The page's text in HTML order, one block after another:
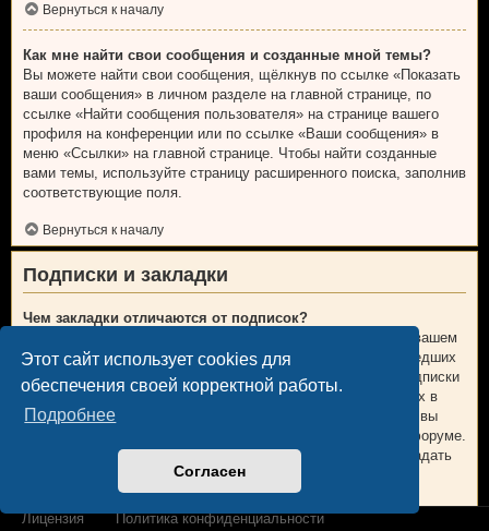
Этот сайт использует cookies для
обеспечения своей корректной работы.
Подробнее
Согласен
Вернуться к началу
Как мне найти свои сообщения и созданные мной темы?
Вы можете найти свои сообщения, щёлкнув по ссылке «Показать
ваши сообщения» в личном разделе на главной странице, по
ссылке «Найти сообщения пользователя» на странице вашего
профиля на конференции или по ссылке «Ваши сообщения» в
меню «Ссылки» на главной странице. Чтобы найти созданные
вами темы, используйте страницу расширенного поиска, заполнив
соответствующие поля.
Вернуться к началу
Подписки и закладки
Чем закладки отличаются от подписок?
В phpBB 3.0 закладки были больше похожи на закладки в вашем
веб-браузере. Вы не получали предупреждений о произошедших
изменениях. В phpBB 3.1 закладки больше напоминают подписки
на темы. Вы можете получать уведомления об обновлениях в
теме, находящейся у вас в закладках. В случае подписки, вы
будете получать уведомления об изменениях в теме или форуме.
Настройки уведомлений для закладок и подписок можно задать
на вкладке «Личные настройки» личного раздела.
Вернуться к началу
Лицензия Политика конфиденциальности